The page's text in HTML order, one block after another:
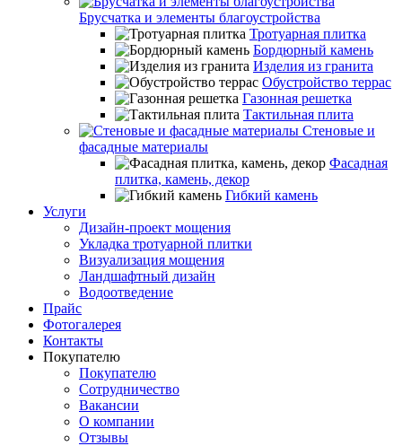
Брусчатка и элементы благоустройства
Тротуарная плитка
Бордюрный камень
Изделия из гранита
Обустройство террас
Газонная решетка
Тактильная плита
Стеновые и
фасадные материалы
Фасадная
плитка, камень, декор
Гибкий камень
Услуги
Дизайн-проект мощения
Укладка тротуарной плитки
Визуализация мощения
Ландшафтный дизайн
Водоотведение
Прайс
Фотогалерея
Контакты
Покупателю
Покупателю
Сотрудничество
Вакансии
О компании
Отзывы